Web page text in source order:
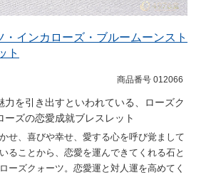
・インカローズ・ブルームーンスト
ト
商品番号 012066
力を引き出すといわれている、ローズク
ーズの恋愛成就ブレスレット
せ、喜びや幸せ、愛する心を呼び覚まして
ることから、恋愛を運んできてくれる石と
ーズクォーツ。恋愛運と対人運を高めてく